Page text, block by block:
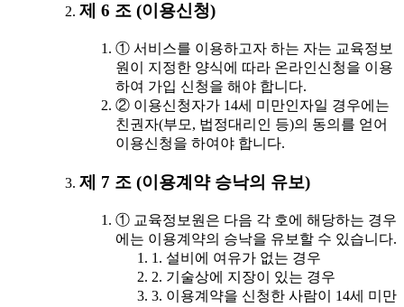
제 6 조 (이용신청)
① 서비스를 이용하고자 하는 자는 교육정보
원이 지정한 양식에 따라 온라인신청을 이용
하여 가입 신청을 해야 합니다.
② 이용신청자가 14세 미만인자일 경우에는
친권자(부모, 법정대리인 등)의 동의를 얻어
이용신청을 하여야 합니다.
제 7 조 (이용계약 승낙의 유보)
① 교육정보원은 다음 각 호에 해당하는 경우
에는 이용계약의 승낙을 유보할 수 있습니다.
1. 설비에 여유가 없는 경우
2. 기술상에 지장이 있는 경우
3. 이용계약을 신청한 사람이 14세 미만